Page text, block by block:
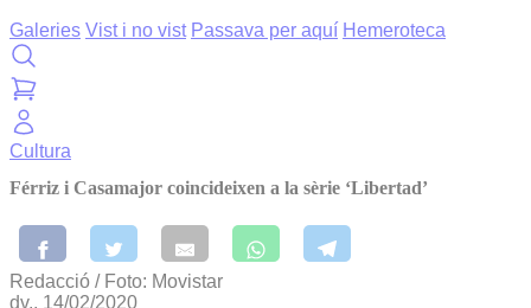
Galeries Vist i no vist Passava per aquí Hemeroteca
Cultura
Férriz i Casamajor coincideixen a la sèrie ‘Libertad’
Redacció / Foto: Movistar
dv., 14/02/2020